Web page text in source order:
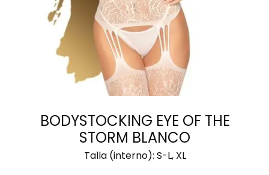
BODYSTOCKING EYE OF THE
STORM BLANCO
Talla (interno): S-L, XL